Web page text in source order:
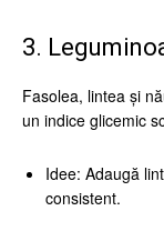
3.
Fasolea, lintea și
un indice glicemic
Idee: Adaugă
consistent.